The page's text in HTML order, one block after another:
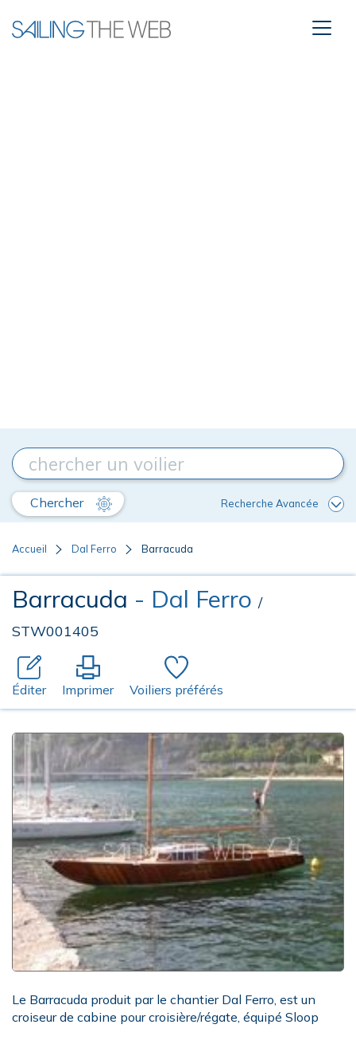
Chercher Recherche Avancée
Accueil Dal Ferro Barracuda
Barracuda - Dal Ferro /
STW001405
Éditer Imprimer Voiliers préférés
Le Barracuda produit par le chantier Dal Ferro, est un
croiseur de cabine pour croisière/régate, équipé Sloop